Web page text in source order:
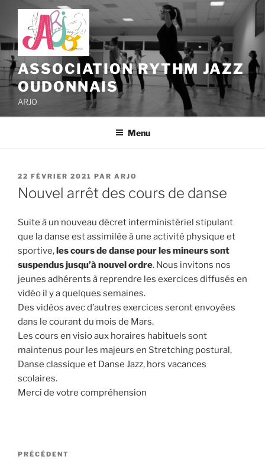
Aller
contenu
principal
ASSOCIATION RYTHM JAZZ
OUDONNAIS
ARJO
Menu
PUBLIÉ
LE
22 FÉVRIER 2021 PAR ARJO
Nouvel arrêt des cours de danse
Suite à un nouveau décret interministériel stipulant
que la danse est assimilée à une activité physique et
sportive,les cours de danse pour les mineurs sont
suspendus jusqu’à nouvel ordre. Nous invitons nos
jeunes adhérents à reprendre les exercices diffusés en
vidéo il y a quelques semaines.
Des vidéos avec d’autres exercices seront envoyées
dans le courant du mois de Mars.
Les cours en visio aux horaires habituels sont
maintenus pour les majeurs en Stretching postural,
Danse classique et Danse Jazz, hors vacances
scolaires.
Merci de votre compréhension
Navigation
Article
PRÉCÉDENT